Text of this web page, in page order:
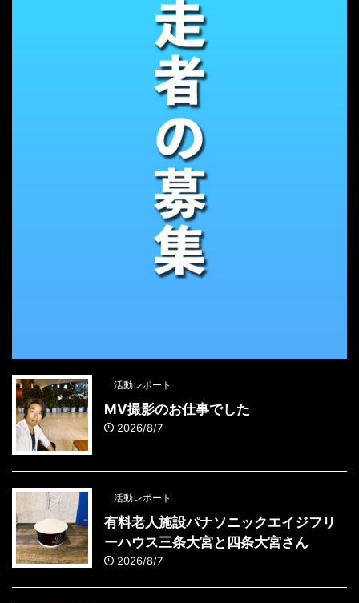
活動レポート
MV撮影のお仕事でした
2026/8/7
活動レポート
有料老人施設パナソニックエイジフリ
ーハウス三条大宮と四条大宮さん
2026/8/7